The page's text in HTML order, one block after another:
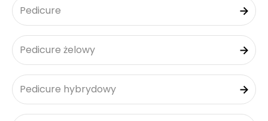
Pedicure
Pedicure żelowy
Pedicure hybrydowy